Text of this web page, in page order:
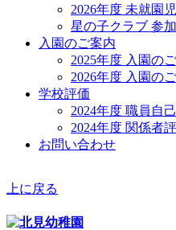
2026年度 未就園
星の子クラブ 参
入園のご案内
2025年度 入園の
2026年度 入園の
学校評価
2024年度 職員自
2024年度 関係者
お問い合わせ
上に戻る